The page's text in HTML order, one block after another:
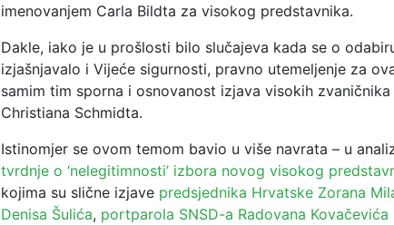
imenovanjem Carla Bildta za visokog predstavnika.
Dakle, iako je u prošlosti bilo slučajeva kada se o
izjašnjavalo i Vijeće sigurnosti, pravno utemeljenje za
samim tim sporna i osnovanost izjava visokih
Christiana Schmidta.
Istinomjer se ovom temom bavio u više navrata – u
tvrdnje o ‘nelegitimnosti’ izbora novog visokog
kojima su slične izjave predsjednika Hrvatske Zorana
Denisa Šulića, portparola SNSD-a Radovana Kovačevića